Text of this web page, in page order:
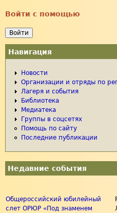
Войти с помощью
Навигация
Новости
Организации и отряды по
Лагеря и события
Библиотека
Медиатека
Группы в соцсетях
Помощь по сайту
Последние публикации
Недавние события
Общероссийский юбилейный
слет ОРЮР «Под знаменем